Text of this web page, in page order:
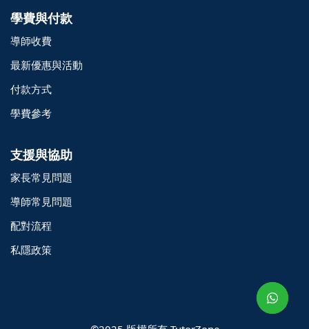
學費與付款
導師收費
最新優惠與活動
付款方式
學費參考
支援與協助
家長常見問題
導師常見問題
配對流程
私隱政策